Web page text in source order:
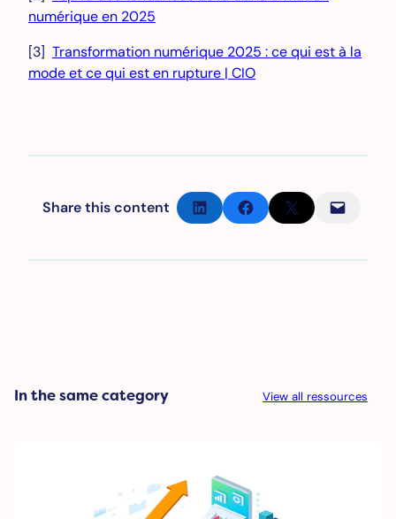
numérique en 2025
[3] Transformation numérique 2025 : ce qui est à la
mode et ce qui est en rupture | CIO
Share this content Partager sur LinkedInPartager sur Facebook
Partager sur X Envoyer cette page par e-mail
In the same category View all ressources